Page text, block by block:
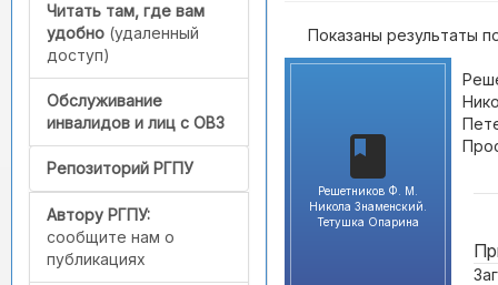
Читать там, где вам
удобно (удаленный
доступ)
Обслуживание
инвалидов и лиц с ОВЗ
Репозиторий РГПУ
Автору РГПУ:
сообщите нам о
публикациях
Показаны результаты
Решетников Ф. М.
Никола Знаменский.
Тетушка Опарина